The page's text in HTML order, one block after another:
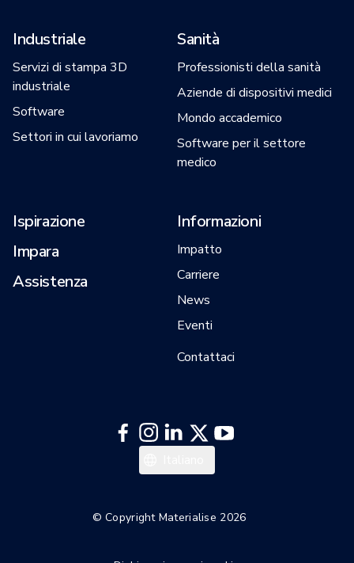
Industriale
Servizi di stampa 3D
industriale
Software
Settori in cui lavoriamo
Sanità
Professionisti della sanità
Aziende di dispositivi medici
Mondo accademico
Software per il settore
medico
Ispirazione
Impara
Assistenza
Informazioni
Impatto
Carriere
News
Eventi
Contattaci
Español
© Copyright Materialise 2026